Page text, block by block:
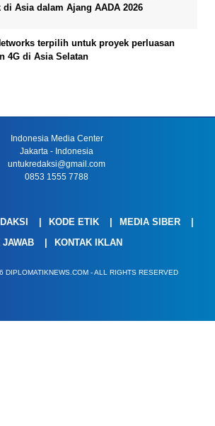
di Asia dalam Ajang AADA 2026
terpilih untuk proyek perluasan
4G di Asia Selatan
Indonesia Media Center
Jakarta - Indonesia
untukredaksi@gmail.com
0853 1555 7788
KODE ETIK
MEDIA SIBER
JAWAB
KONTAK IKLAN
DIPLOMATIKNEWS.COM - ALL RIGHTS RESERVED